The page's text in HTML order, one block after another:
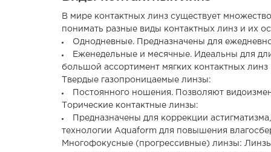
В мире контактных линз существует
понимать разные виды контактных линз и их
Однодневные. Предназначены для
Еженедельные и месячные. Идеальны для
большой ассортимент мягких контактных
Твердые газопроницаемые линзы:
Постоянного ношения. Позволяют
Торические контактные линзы:
Предназначены для коррекции
технологии Aquaform для повышения
Многофокусные (прогрессивные) линзы: